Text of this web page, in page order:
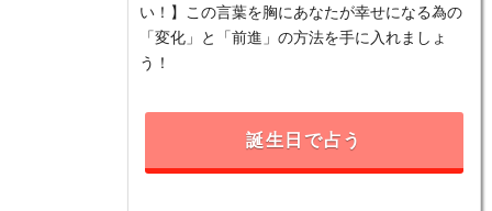
い！】この言葉を胸にあなたが幸せになる為の
「変化」と「前進」の方法を手に入れましょ
う！
誕生日で占う